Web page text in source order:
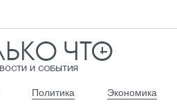
Политика Экономика